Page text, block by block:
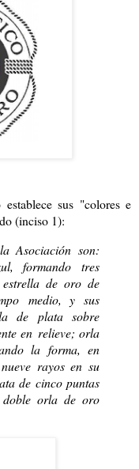
sus "colores e
(inciso 1):
Asociación son:
formando tres
estrella de oro de
medio, y sus
de plata sobre
en relieve; orla
la forma, en
rayos en su
de cinco puntas
orla de oro